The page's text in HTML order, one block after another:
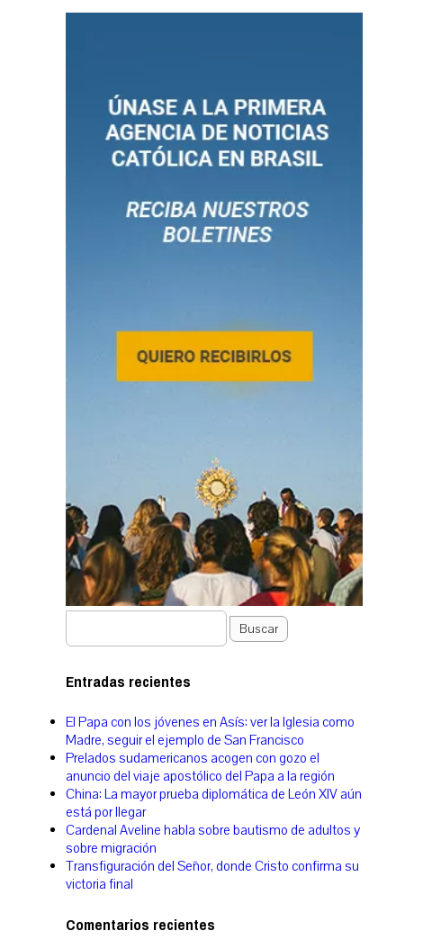
Buscar
Entradas recientes
El Papa con los jóvenes en Asís: ver la Iglesia como
Madre, seguir el ejemplo de San Francisco
Prelados sudamericanos acogen con gozo el
anuncio del viaje apostólico del Papa a la región
China: La mayor prueba diplomática de León XIV aún
está por llegar
Cardenal Aveline habla sobre bautismo de adultos y
sobre migración
Transfiguración del Señor, donde Cristo confirma su
victoria final
Comentarios recientes